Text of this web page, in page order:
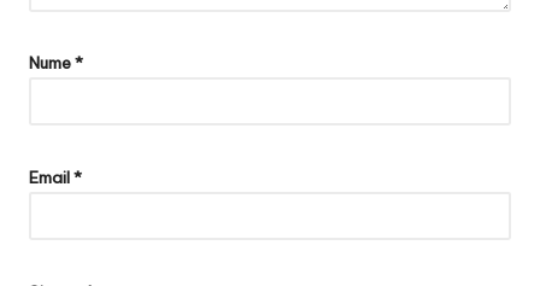
Nume*
Email*